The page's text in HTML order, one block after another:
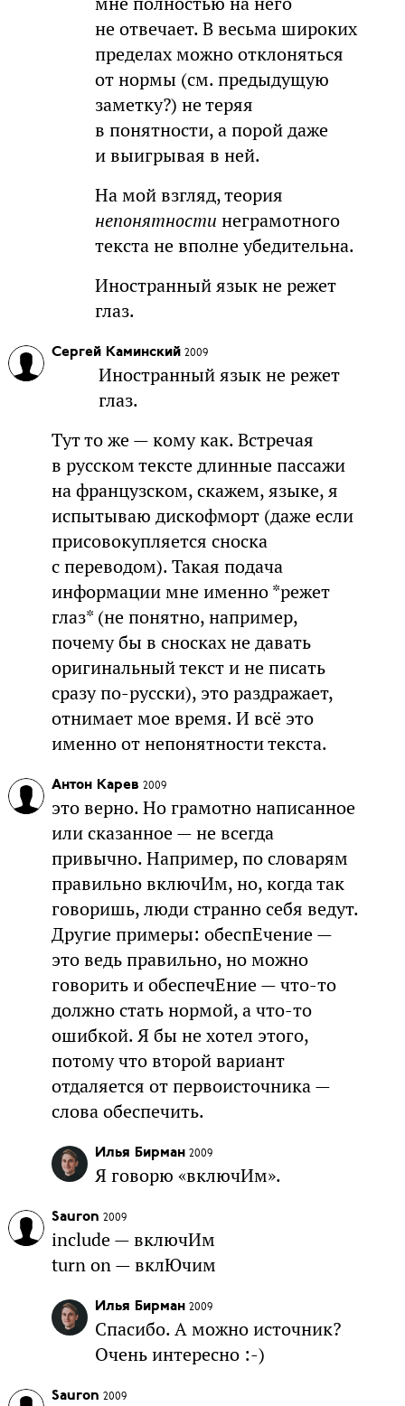
не отвечает. В весьма широких
пределах можно отклоняться
от нормы (см. предыдущую
заметку?) не теряя
в понятности, а порой даже
и выигрывая в ней.
На мой взгляд, теория
непонятности неграмотного
текста не вполне убедительна.
Иностранный язык не режет
глаз.
Сергей Каминский 2009
Иностранный язык не режет
глаз.
Тут то же — кому как. Встречая
в русском тексте длинные пассажи
на французском, скажем, языке, я
испытываю дискофморт (даже если
присовокупляется сноска
с переводом). Такая подача
информации мне именно *режет
глаз* (не понятно, например,
почему бы в сносках не давать
оригинальный текст и не писать
сразу по-русски), это раздражает,
отнимает мое время. И всё это
именно от непонятности текста.
Антон Карев 2009
это верно. Но грамотно написанное
или сказанное — не всегда
привычно. Например, по словарям
правильно включИм, но, когда так
говоришь, люди странно себя ведут.
Другие примеры: обеспЕчение —
это ведь правильно, но можно
говорить и обеспечЕние — что-то
должно стать нормой, а что-то
ошибкой. Я бы не хотел этого,
потому что второй вариант
отдаляется от первоисточника —
слова обеспечить.
Илья Бирман 2009
Я говорю «включИм».
Sauron 2009
include — включИм
turn on — вклЮчим
Илья Бирман 2009
Спасибо. А можно источник?
Очень интересно :-)
Sauron 2009